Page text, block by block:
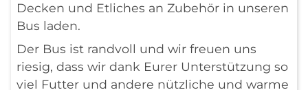
Decken und Etliches an Zubehör in unseren
Bus laden.
Der Bus ist randvoll und wir freuen uns
riesig, dass wir dank Eurer Unterstützung so
viel Futter und andere nützliche und warme